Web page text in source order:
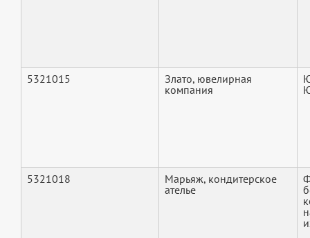
5321015
Злато, ювелирная
компания
5321018
Марьяж, кондитерское
ателье